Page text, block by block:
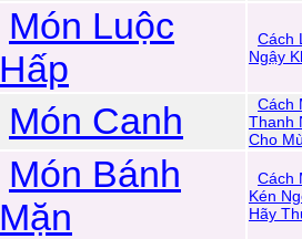
Món Luộc
Hấp
Cách
Ngậy
Món Canh
Cách
Thanh
Cho
Món Bánh
Mặn
Cách
Kén
Hãy